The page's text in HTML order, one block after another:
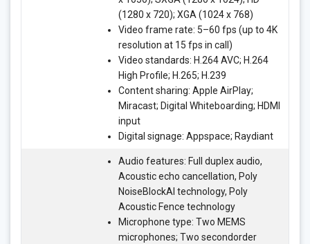
(1280 x 720); XGA (1024 x 768)
Video frame rate: 5–60 fps (up to 4K
resolution at 15 fps in call)
Video standards: H.264 AVC; H.264
High Profile; H.265; H.239
Content sharing: Apple AirPlay;
Miracast; Digital Whiteboarding; HDMI
input
Digital signage: Appspace; Raydiant
Audio features: Full duplex audio,
Acoustic echo cancellation, Poly
NoiseBlockAI technology, Poly
Acoustic Fence technology
Microphone type: Two MEMS
microphones; Two secondorder